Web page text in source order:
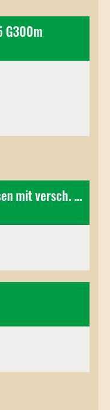
G300m
Juniorenstich und Schiessen mit versch. Gewehren